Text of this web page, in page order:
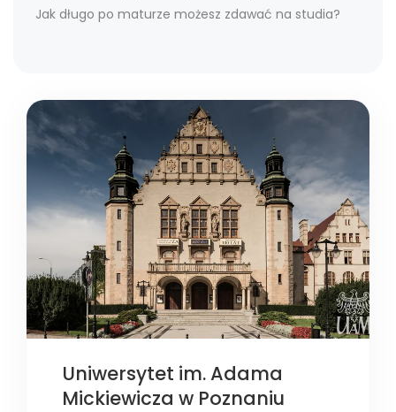
Jak długo po maturze możesz zdawać na studia?
Uniwersytet im. Adama
Mickiewicza w Poznaniu